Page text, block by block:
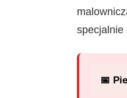
specjalnie
📅